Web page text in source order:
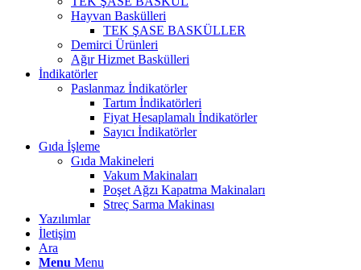
Hayvan Baskülleri
TEK ŞASE BASKÜLLER
Demirci Ürünleri
Ağır Hizmet Baskülleri
İndikatörler
Paslanmaz İndikatörler
Tartım İndikatörleri
Fiyat Hesaplamalı İndikatörler
Sayıcı İndikatörler
Gıda İşleme
Gıda Makineleri
Vakum Makinaları
Poşet Ağzı Kapatma Makinaları
Streç Sarma Makinası
Yazılımlar
İletişim
Ara
Menu Menu